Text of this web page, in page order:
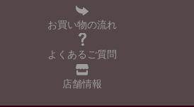
お買い物の流れ
よくあるご質問
店舗情報